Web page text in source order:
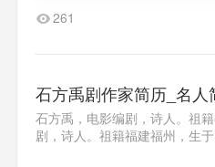
261
石方禹剧作家简历_名人
石方禹，电影编剧，诗人。祖
剧，诗人。祖籍福建福州，生